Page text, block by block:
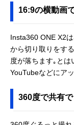
16:9の横動画
Insta360 ONE X2
から切り取りをす
度が落ちます｡とは
YouTubeなどにア
360度で共有